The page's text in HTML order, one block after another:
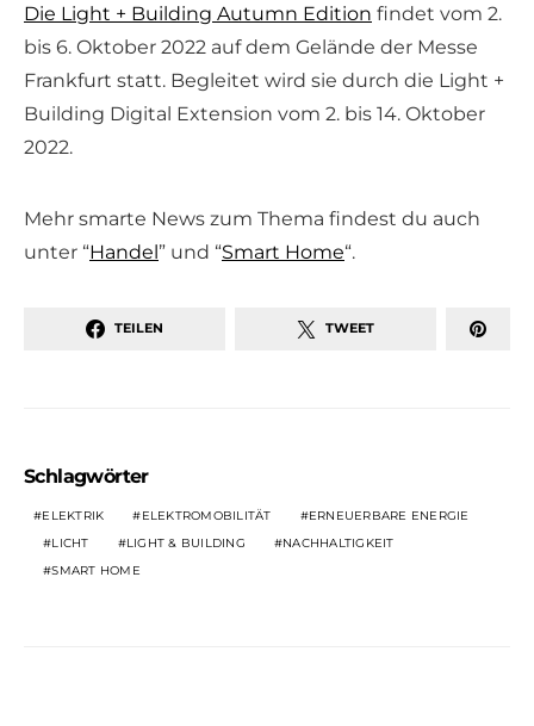
Die Light + Building Autumn Edition findet vom 2.
bis 6. Oktober 2022 auf dem Gelände der Messe
Frankfurt statt. Begleitet wird sie durch die Light +
Building Digital Extension vom 2. bis 14. Oktober
2022.
Mehr smarte News zum Thema findest du auch
unter “Handel” und “Smart Home“.
TEILEN TWEET
Schlagwörter
ELEKTRIK ELEKTROMOBILITÄT
ERNEUERBARE ENERGIE
LICHT
LIGHT & BUILDING
NACHHALTIGKEIT
SMART HOME